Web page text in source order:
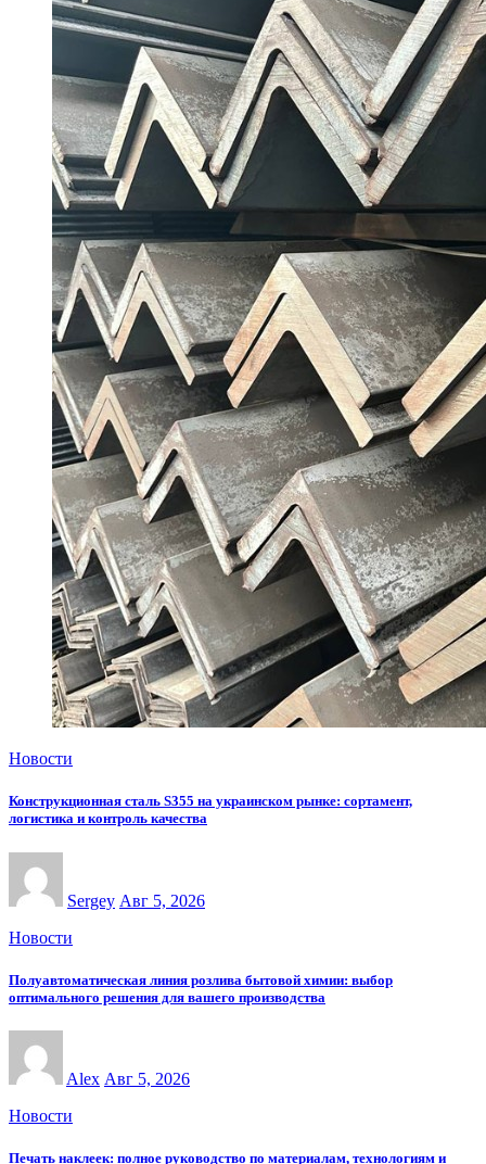
Новости
Конструкционная сталь S355 на украинском рынке: сортамент,
логистика и контроль качества
Sergey Авг 5, 2026
Новости
Полуавтоматическая линия розлива бытовой химии: выбор
оптимального решения для вашего производства
Alex Авг 5, 2026
Новости
Печать наклеек: полное руководство по материалам, технологиям и